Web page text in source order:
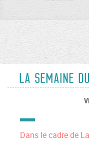
La semaine
Dans le cadre de